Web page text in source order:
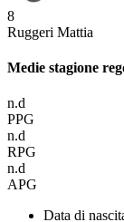
8
Ruggeri Mattia
Medie stagione
n.d
PPG
n.d
RPG
n.d
APG
Data di